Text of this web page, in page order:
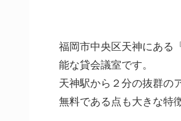
福岡市中央区天神にある
能な貸会議室です。
天神駅から２分の抜群の
無料である点も大きな特